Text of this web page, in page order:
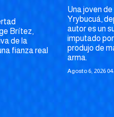
Brítez,
de la
fianza real
Una joven
Yrybucuá,
autor es un
imputado
produjo de
arma.
Agosto 6, 2026